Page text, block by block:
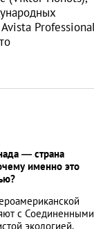
— страна
именно это
с Соединенными
экологией,